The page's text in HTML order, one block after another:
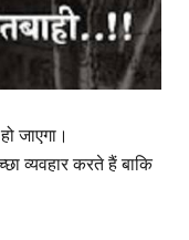
जाएगा।
व्यवहार करते हैं बाकि